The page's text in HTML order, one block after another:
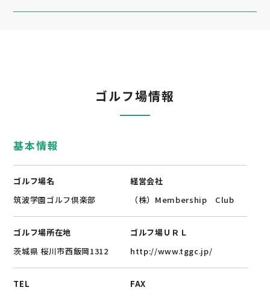
ゴルフ場情報
基本情報
ゴルフ場名
筑波学園ゴルフ倶楽部
経営会社
（株）Membership Club
ゴルフ場所在地
茨城県 桜川市西飯岡1312
ゴルフ場ＵＲＬ
http://www.tggc.jp/
TEL
FAX